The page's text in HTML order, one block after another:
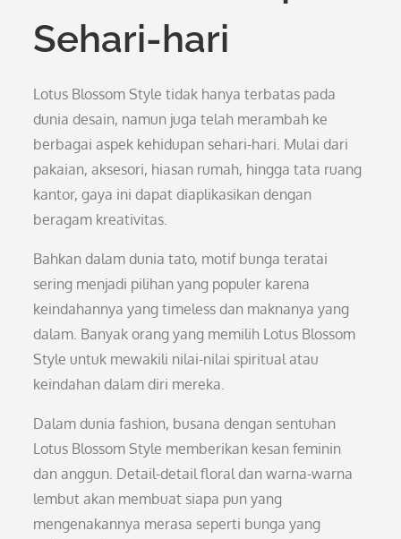
Sehari-hari
Lotus Blossom Style tidak hanya terbatas pada
dunia desain, namun juga telah merambah ke
berbagai aspek kehidupan sehari-hari. Mulai dari
pakaian, aksesori, hiasan rumah, hingga tata ruang
kantor, gaya ini dapat diaplikasikan dengan
beragam kreativitas.
Bahkan dalam dunia tato, motif bunga teratai
sering menjadi pilihan yang populer karena
keindahannya yang timeless dan maknanya yang
dalam. Banyak orang yang memilih Lotus Blossom
Style untuk mewakili nilai-nilai spiritual atau
keindahan dalam diri mereka.
Dalam dunia fashion, busana dengan sentuhan
Lotus Blossom Style memberikan kesan feminin
dan anggun. Detail-detail floral dan warna-warna
lembut akan membuat siapa pun yang
mengenakannya merasa seperti bunga yang